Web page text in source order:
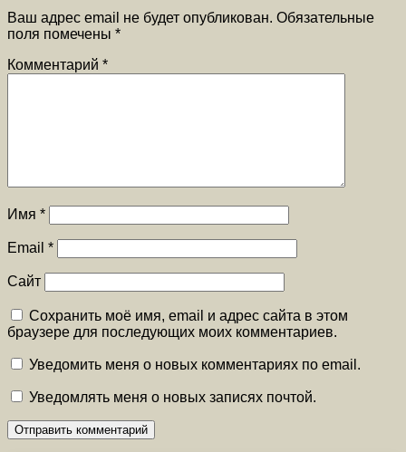
Ваш адрес email не будет опубликован. Обязательные
поля помечены *
Комментарий *
Имя *
Email *
Сайт
Сохранить моё имя, email и адрес сайта в этом
браузере для последующих моих комментариев.
Уведомить меня о новых комментариях по email.
Уведомлять меня о новых записях почтой.